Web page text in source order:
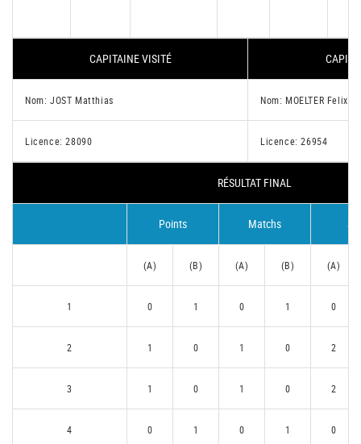
CAPITAINE VISITÉ
Nom: JOST Matthias Nom: MOELTER Felix
Licence: 28090 Licence: 26954
RÉSULTAT FINAL
Points Matchs
(A) (B) (A) (B) (A)
1 0 1 0 1 0
2 1 0 1 0 2
3 1 0 1 0 2
4 0 1 0 1 0